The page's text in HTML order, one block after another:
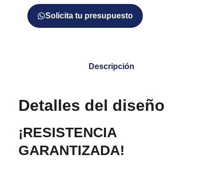
Solicita tu presupuesto
Descripción
Detalles del diseño
¡RESISTENCIA
GARANTIZADA!